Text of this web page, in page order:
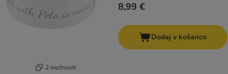
2 možnosti
8,99 €
Dodaj v košarico